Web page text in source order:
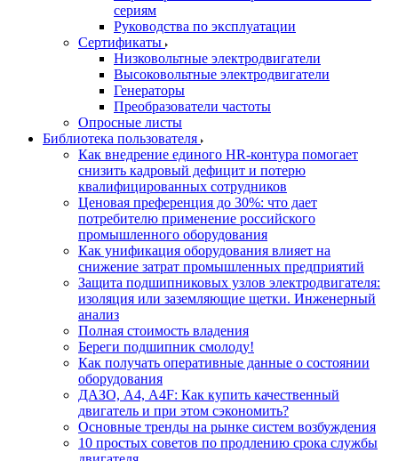
сериям
Руководства по эксплуатации
Сертификаты
Низковольтные электродвигатели
Высоковольтные электродвигатели
Генераторы
Преобразователи частоты
Опросные листы
Библиотека пользователя
Как внедрение единого HR-контура помогает
снизить кадровый дефицит и потерю
квалифицированных сотрудников
Ценовая преференция до 30%: что дает
потребителю применение российского
промышленного оборудования
Как унификация оборудования влияет на
снижение затрат промышленных предприятий
Защита подшипниковых узлов электродвигателя:
изоляция или заземляющие щетки. Инженерный
анализ
Полная стоимость владения
Береги подшипник смолоду!
Как получать оперативные данные о состоянии
оборудования
ДАЗО, А4, А4F: Как купить качественный
двигатель и при этом сэкономить?
Основные тренды на рынке систем возбуждения
10 простых советов по продлению срока службы